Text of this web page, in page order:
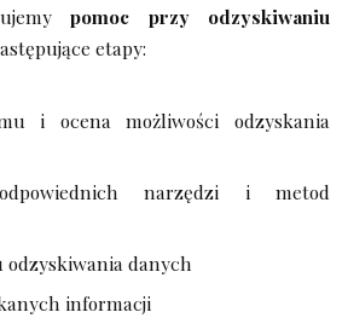
pomoc przy odzyskiwaniu
etapy:
i ocena możliwości odzyskania
narzędzi i metod
odzyskiwania danych
informacji